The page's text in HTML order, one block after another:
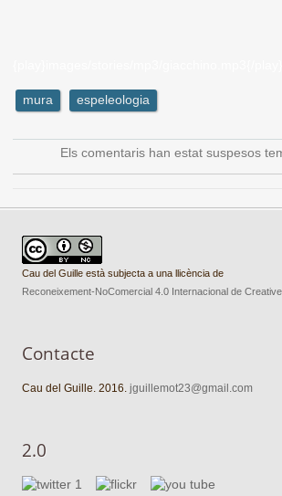
mura espeleologia
Els comentaris han estat suspesos
Cau del Guille està subjecta a una llicència de
Reconeixement-NoComercial 4.0 Internacional de
Contacte
Cau del Guille. 2016.jguillemot23@gmail.com
2.0